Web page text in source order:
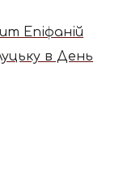
Епіфаній
в День